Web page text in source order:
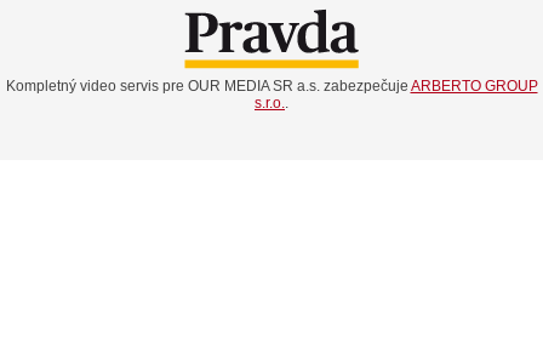
Kompletný video servis pre OUR MEDIA SR a.s. zabezpečuje ARBERTO GROUP
s.r.o..